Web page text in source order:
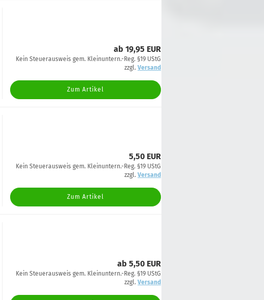
ab 19,95 EUR
Kein Steuerausweis gem. Kleinuntern.-Reg. §19 UStG
zzgl. Versand
Zum Artikel
5,50 EUR
Kein Steuerausweis gem. Kleinuntern.-Reg. §19 UStG
zzgl. Versand
Zum Artikel
ab 5,50 EUR
Kein Steuerausweis gem. Kleinuntern.-Reg. §19 UStG
zzgl. Versand